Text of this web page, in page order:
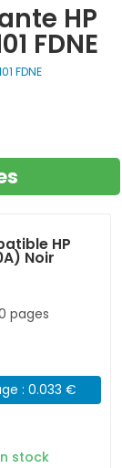
HP
FDNE
FDNE
HP
Noir
pages
: 0.033 €
stock